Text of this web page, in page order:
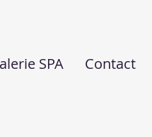
SPA Contact